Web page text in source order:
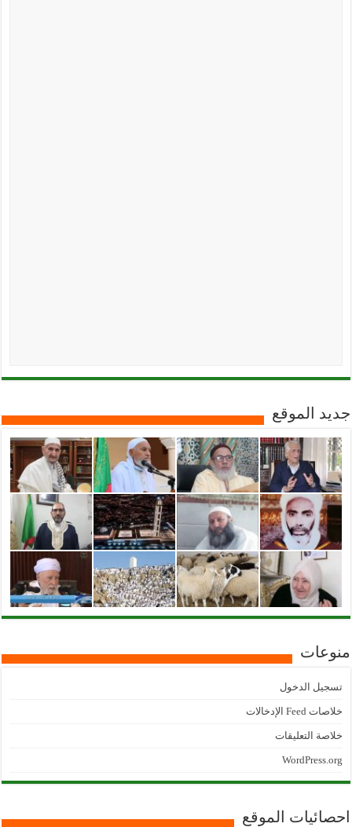
جديد الموقع
منوعات
تسجيل الدخول
خلاصات Feed الإدخالات
خلاصة التعليقات
WordPress.org
احصائيات الموقع